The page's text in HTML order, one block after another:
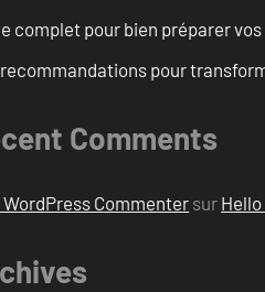
complet pour bien préparer
pour
Comments
WordPress Commenter sur